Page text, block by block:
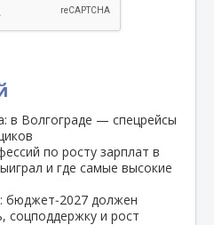
в Волгограде — спецрейсы
по росту зарплат в
и где самые высокие
бюджет‑2027 должен
соцподдержку и рост